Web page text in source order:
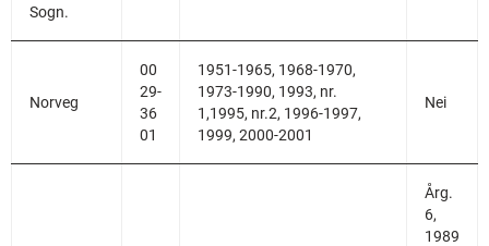
Sogn.
Norveg
00
29-
36
01
1951-1965, 1968-1970,
1973-1990, 1993, nr.
1,1995, nr.2, 1996-1997,
1999, 2000-2001
Nei
Årg.
6,
1989